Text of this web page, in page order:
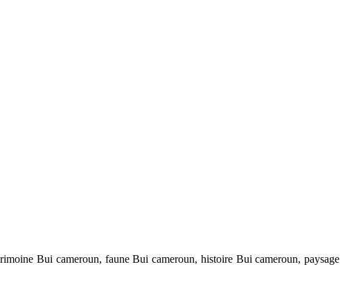
Bui cameroun, faune Bui cameroun, histoire Bui cameroun, paysage